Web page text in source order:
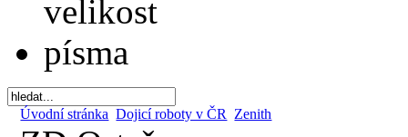
Úvodní stránka Dojicí roboty v ČR Zenith